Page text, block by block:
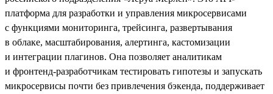
платформа для разработки и управления микросервисами
с функциями мониторинга, трейсинга, развертывания
в облаке, масштабирования, алертинга, кастомизации
и интеграции плагинов. Она позволяет аналитикам
и фронтенд-разработчикам тестировать гипотезы и запускать
микросервисы почти без привлечения бэкенда, поддерживает